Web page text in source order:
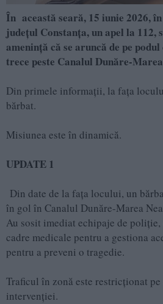
În această seară, 15 iunie 2026,
județul Constanța, un apel la 112,
amenință că se aruncă de pe
trece peste Canalul Dunăre-
Din primele informații, la fața
bărbat.
Misiunea este în dinamică.
UPDATE 1
Din date de la fața locului, un
în gol în Canalul Dunăre-Marea
Au sosit imediat echipaje de
cadre medicale pentru a gestiona
pentru a preveni o tragedie.
Traficul în zonă este restricționat
intervenției.